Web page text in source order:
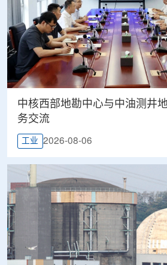
中核西部地勘中心与中油测井
务交流
工业 2026-08-06